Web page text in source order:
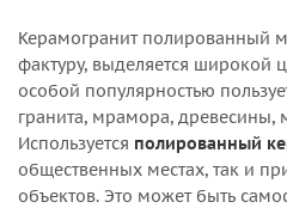
Керамогранит полированный
фактуру, выделяется широкой
особой популярностью
гранита, мрамора, древесины,
Используется полированный
общественных местах, так и
объектов. Это может быть